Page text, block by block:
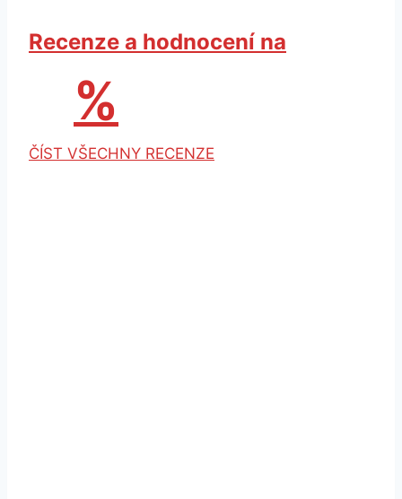
Recenze a hodnocení na
%
ČÍST VŠECHNY RECENZE